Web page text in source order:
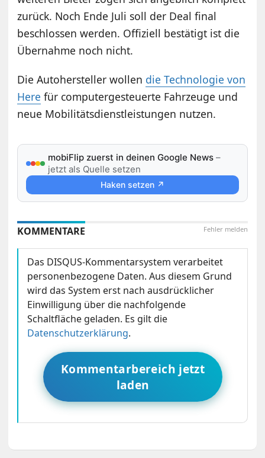
zurück. Noch Ende Juli soll der Deal final
beschlossen werden. Offiziell bestätigt ist die
Übernahme noch nicht.
Die Autohersteller wollen die Technologie von
Here für computergesteuerte Fahrzeuge und
neue Mobilitätsdienstleistungen nutzen.
mobiFlip zuerst in deinen Google News –
jetzt als Quelle setzen
Haken setzen ↗
Fehler melden
KOMMENTARE
Das DISQUS-Kommentarsystem verarbeitet
personenbezogene Daten. Aus diesem Grund
wird das System erst nach ausdrücklicher
Einwilligung über die nachfolgende
Schaltfläche geladen. Es gilt die
Datenschutzerklärung.
Kommentarbereich jetzt
laden